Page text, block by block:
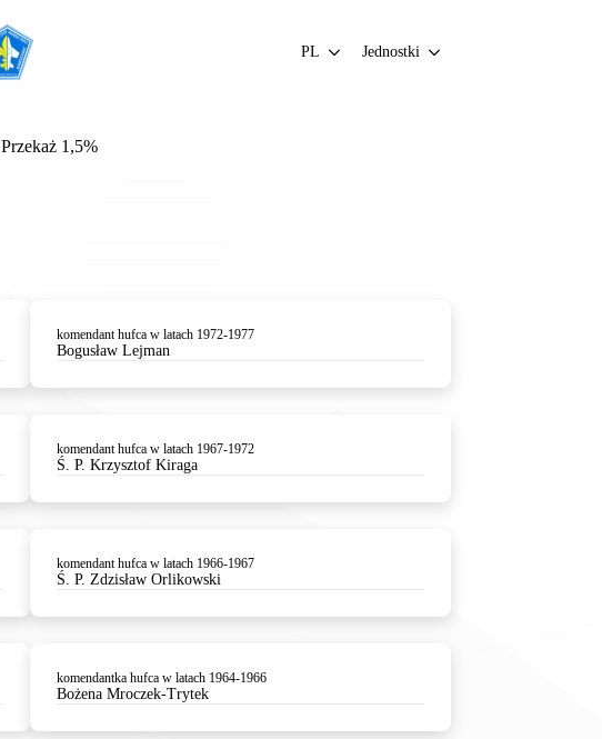
PL Jednostki
Przekaż 1,5%
komendant hufca w latach 1972-1977
Bogusław Lejman
komendant hufca w latach 1967-1972
Ś. P. Krzysztof Kiraga
komendant hufca w latach 1966-1967
Ś. P. Zdzisław Orlikowski
komendantka hufca w latach 1964-1966
Bożena Mroczek-Trytek